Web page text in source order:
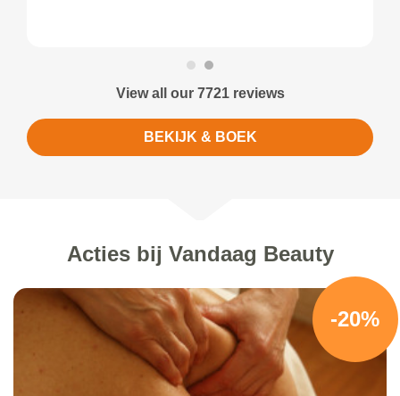
View all our 7721 reviews
BEKIJK & BOEK
Acties bij Vandaag Beauty
-20%